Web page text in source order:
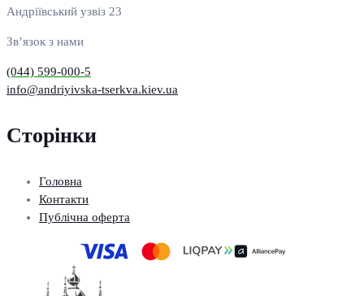
Андріївський узвіз 23
Зв’язок з нами
(044) 599-000-5
info@andriyivska-tserkva.kiev.ua
Сторінки
Головна
Контакти
Публічна оферта